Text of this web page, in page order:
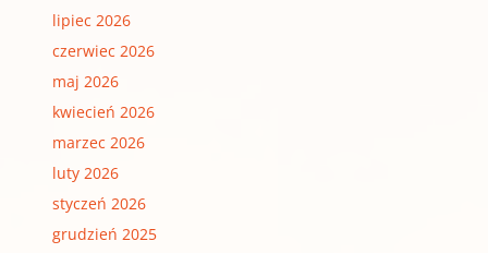
lipiec 2026
czerwiec 2026
maj 2026
kwiecień 2026
marzec 2026
luty 2026
styczeń 2026
grudzień 2025